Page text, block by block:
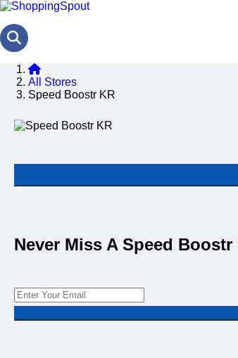
All Stores
Speed Boostr KR
Never Miss A Speed